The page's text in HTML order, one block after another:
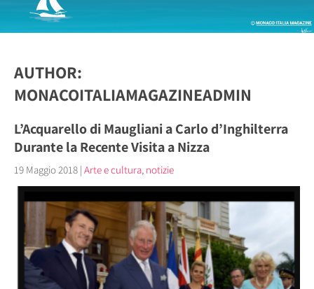
AUTHOR:
MONACOITALIAMAGAZINEADMIN
L’Acquarello di Maugliani a Carlo d’Inghilterra
Durante la Recente Visita a Nizza
19 Maggio 2018 | Arte e cultura, notizie